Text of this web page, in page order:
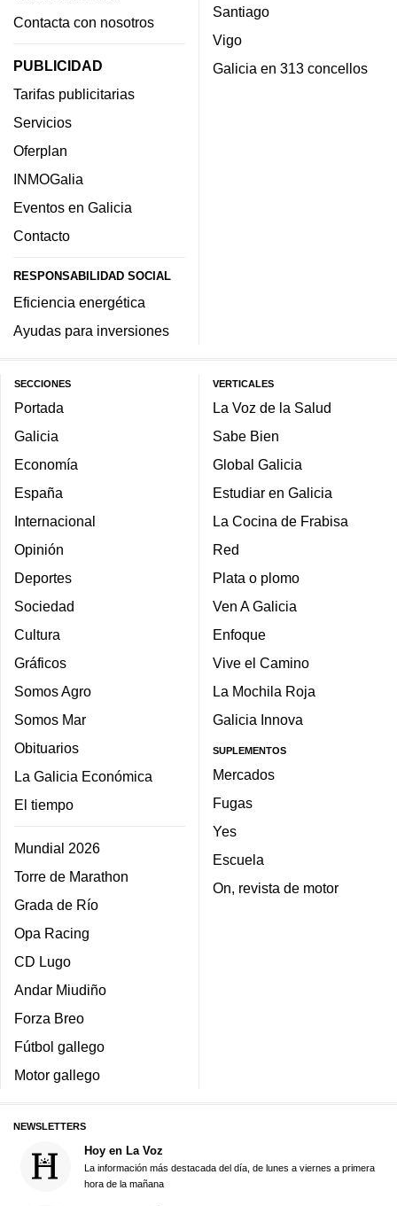
Contacta con nosotros
PUBLICIDAD
Tarifas publicitarias
Servicios
Oferplan
INMOGalia
Eventos en Galicia
Contacto
RESPONSABILIDAD SOCIAL
Eficiencia energética
Ayudas para inversiones
Santiago
Vigo
Galicia en 313 concellos
SECCIONES
Portada
Galicia
Economía
España
Internacional
Opinión
Deportes
Sociedad
Cultura
Gráficos
Somos Agro
Somos Mar
Obituarios
La Galicia Económica
El tiempo
Mundial 2026
Torre de Marathon
Grada de Río
Opa Racing
CD Lugo
Andar Miudiño
Forza Breo
Fútbol gallego
Motor gallego
VERTICALES
La Voz de la Salud
Sabe Bien
Global Galicia
Estudiar en Galicia
La Cocina de Frabisa
Red
Plata o plomo
Ven A Galicia
Enfoque
Vive el Camino
La Mochila Roja
Galicia Innova
SUPLEMENTOS
Mercados
Fugas
Yes
Escuela
On, revista de motor
NEWSLETTERS
Hoy en La Voz
La información más destacada del día, de lunes a viernes a primera
hora de la mañana